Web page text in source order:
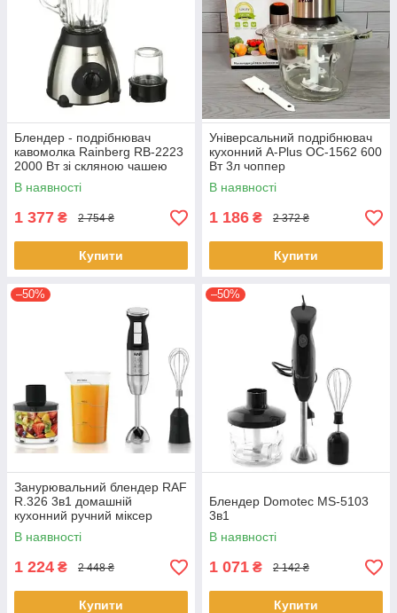
Блендер - подрібнювач
кавомолка Rainberg RB-2223
2000 Вт зі скляною чашею
В наявності
1 377 ₴ 2 754 ₴
Купити
Універсальний подрібнювач
кухонний A-Plus ОС-1562 600
Вт 3л чоппер
В наявності
1 186 ₴ 2 372 ₴
Купити
–50%
Занурювальний блендер RAF
R.326 3в1 домашній
кухонний ручний міксер
подрібнювач чопер 800 Вт
В наявності
1 224 ₴ 2 448 ₴
Купити
–50%
Блендер Domotec MS-5103
3в1
В наявності
1 071 ₴ 2 142 ₴
Купити